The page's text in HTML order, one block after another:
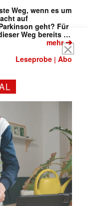
Weg, wenn es um
auf
geht? Für
Weg bereits …
mehr➔
Leseprobe |Abo